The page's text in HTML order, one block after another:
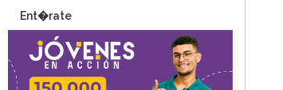
Ent�rate